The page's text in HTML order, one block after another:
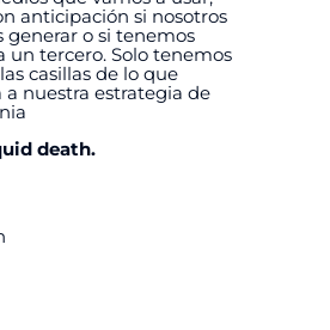
anticipación si nosotros
generar o si tenemos
un tercero. Solo tenemos
casillas de lo que
a nuestra estrategia de
death.